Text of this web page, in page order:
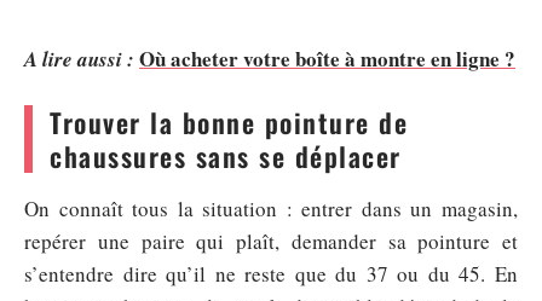
A lire aussi : Où acheter votre boîte à montre en ligne ?
Trouver la bonne pointure de
chaussures sans se déplacer
On connaît tous la situation : entrer dans un magasin,
repérer une paire qui plaît, demander sa pointure et
s’entendre dire qu’il ne reste que du 37 ou du 45. En